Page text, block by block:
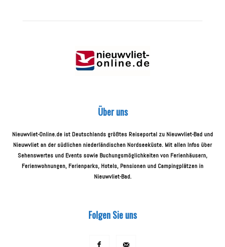
Über uns
Nieuwvliet-Online.de ist Deutschlands größtes Reiseportal zu Nieuwvliet-Bad und
Nieuwvliet an der südlichen niederländischen Nordseeküste. Mit allen Infos über
Sehenswertes und Events sowie Buchungsmöglichkeiten von Ferienhäusern,
Ferienwohnungen, Ferienparks, Hotels, Pensionen und Campingplätzen in
Nieuwvliet-Bad.
Folgen Sie uns